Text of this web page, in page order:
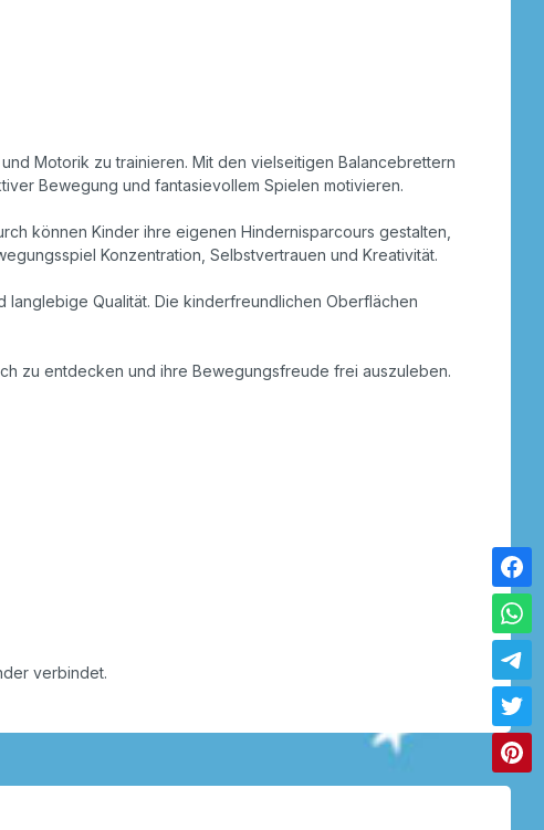
Motorik zu trainieren. Mit den vielseitigen Balancebrettern
Bewegung und fantasievollem Spielen motivieren.
können Kinder ihre eigenen Hindernisparcours gestalten,
Konzentration, Selbstvertrauen und Kreativität.
Qualität. Die kinderfreundlichen Oberflächen
zu entdecken und ihre Bewegungsfreude frei auszuleben.
verbindet.